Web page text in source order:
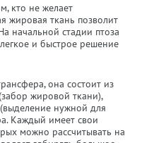
кто не желает
жировая ткань позволит
начальной стадии птоза
и быстрое решение
она состоит из
жировой ткани),
нужной для
Каждый имеет свои
можно рассчитывать на